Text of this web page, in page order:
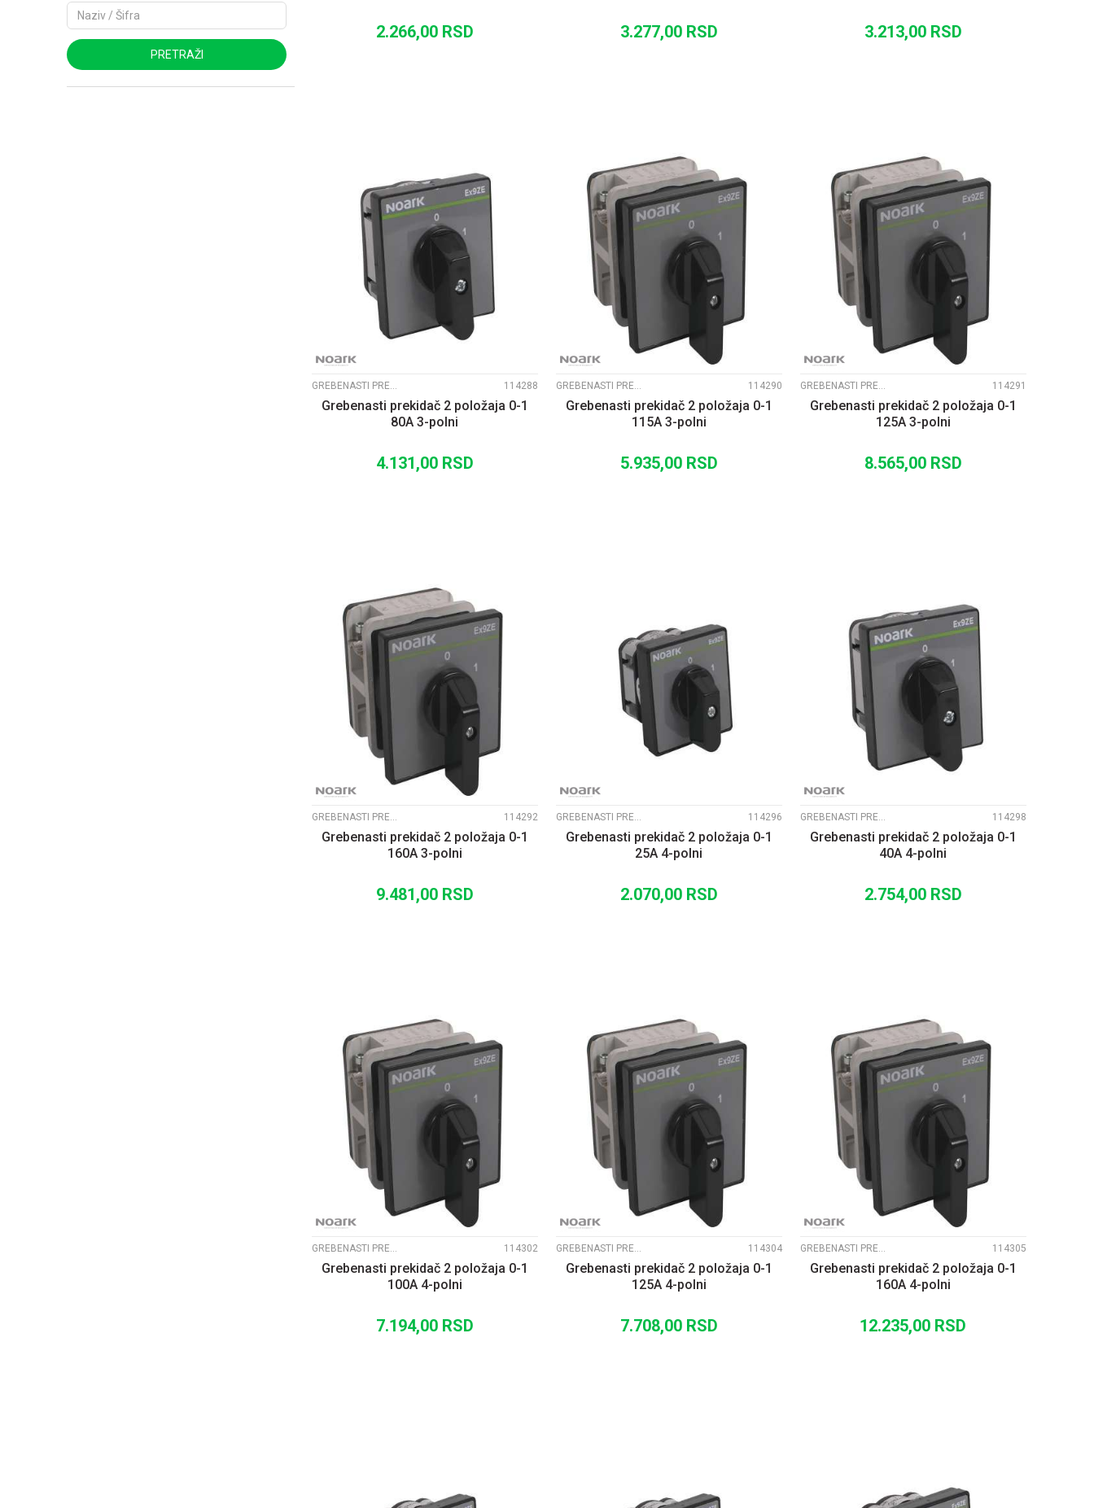
PRETRAŽI
2.266,00 RSD 3.277,00 RSD 3.213,00 RSD
GREBENASTI PREKIDAČI EX9ZE2 114288
Grebenasti prekidač 2 položaja 0-1
80A 3-polni
4.131,00 RSD
UPOREDI
GREBENASTI PREKIDAČI EX9ZE2 114290
Grebenasti prekidač 2 položaja 0-1
115A 3-polni
5.935,00 RSD
UPOREDI
GREBENASTI PREKIDAČI EX9ZE2 114291
Grebenasti prekidač 2 položaja 0-1
125A 3-polni
8.565,00 RSD
UPOREDI
GREBENASTI PREKIDAČI EX9ZE2 114292
Grebenasti prekidač 2 položaja 0-1
160A 3-polni
9.481,00 RSD
UPOREDI
GREBENASTI PREKIDAČI EX9ZE2 114296
Grebenasti prekidač 2 položaja 0-1
25A 4-polni
2.070,00 RSD
GREBENASTI PREKIDAČI EX9ZE2 114298
Grebenasti prekidač 2 položaja 0-1
40A 4-polni
2.754,00 RSD
UPOREDI
GREBENASTI PREKIDAČI EX9ZE2 114302
Grebenasti prekidač 2 položaja 0-1
100A 4-polni
7.194,00 RSD
UPOREDI
GREBENASTI PREKIDAČI EX9ZE2 114304
Grebenasti prekidač 2 položaja 0-1
125A 4-polni
7.708,00 RSD
UPOREDI
GREBENASTI PREKIDAČI EX9ZE2 114305
Grebenasti prekidač 2 položaja 0-1
160A 4-polni
12.235,00 RSD